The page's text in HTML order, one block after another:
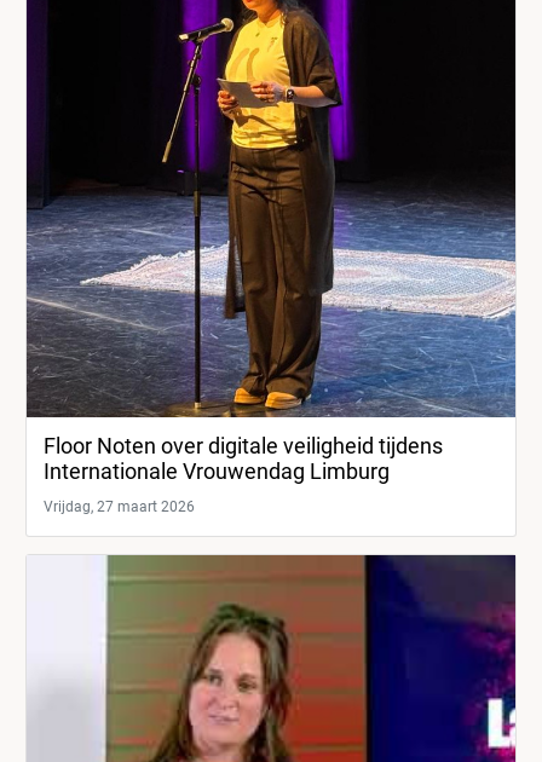
Floor Noten over digitale veiligheid tijdens
Internationale Vrouwendag Limburg
Vrijdag, 27 maart 2026